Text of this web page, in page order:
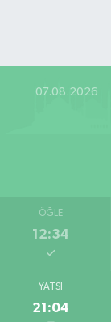
07.08.2026
ÖĞLE
12:34
YATSI
21:04